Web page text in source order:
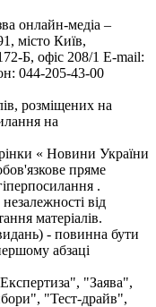
онлайн-медіа –
місто Київ,
Б, офіс 208/1 E-mail:
044-205-43-00
розміщених на
на
« Новини України
пряме
.
від
матеріалів.
- повинна бути
абзаці
"Заява",
"Тест-драйв",